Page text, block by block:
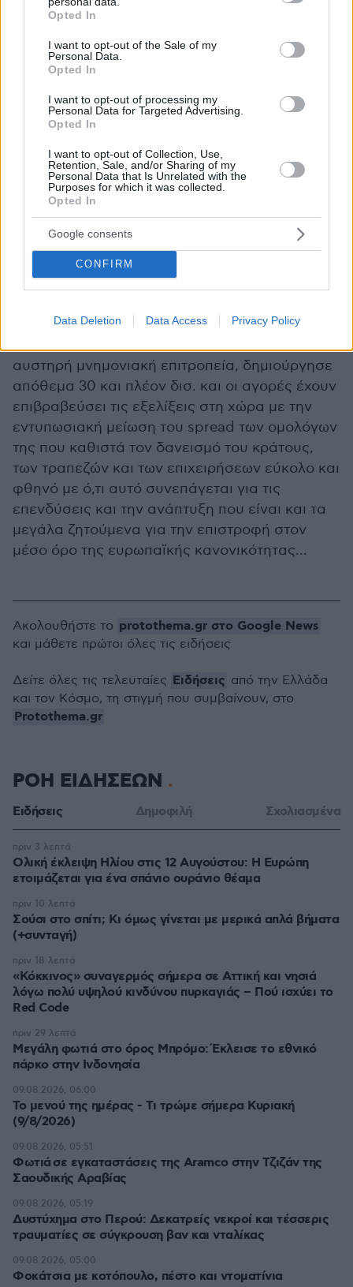
grant or deny consent to Google and its third-party tags to
use your data for below specified purposes in below Google
consent section.
Opted In
I want to opt-out of the Sale of my
Personal Data.
Opted In
I want to opt-out of processing my
Personal Data for Targeted Advertising.
Opted In
I want to opt-out of Collection, Use,
Retention, Sale, and/or Sharing of my
Personal Data that Is Unrelated with the
Purposes for which it was collected.
Opted In
Google consents
CONFIRM
Data Deletion Data Access Privacy Policy
τέως πρωθυπουργός και χαμένοι αυτοί που θα
διαφωνήσουν.
Αυτό πάντως που φοβάται ο Τσίπρας δεν είναι
ο Φίλης, ο Τσακαλώτος, ο Σκουρλέτης και τ’
άλλα -«κακά»- παιδιά του ΣΥΡΙΖΑ, αλλά ο
διακυβέρνησής του. Αν ο πρωθυπουργός
καταφέρει να μειώσει τα πρωτογενή
πλεονάσματα στο 2% ή έστω στο 2,5% είναι
πολύ πιθανό και εφόσον δεν συμβεί κάποιο
ατύχημα να κυριαρχήσει πολιτικά και εκλογικά
αφού όλες οι οικονομικές και πολιτικές
προϋποθέσεις είναι ευνοϊκές για τη νέα
Τσίπρας αφού η κυβέρνησή του εξυγίανε τα
αυστηρή μνημονιακή επιτροπεία, δημιούργησε
απόθεμα 30 και πλέον δισ. και οι αγορές έχουν
επιβραβεύσει τις εξελίξεις στη χώρα με την
εντυπωσιακή μείωση του spread των ομολόγων
της που καθιστά τον δανεισμό του κράτους,
των τραπεζών και των επιχειρήσεων εύκολο και
φθηνό με ό,τι αυτό συνεπάγεται για τις
επενδύσεις και την ανάπτυξη που είναι και τα
μεγάλα ζητούμενα για την επιστροφή στον
μέσο όρο της ευρωπαϊκής κανονικότητας...
Ακολουθήστε το protothema.gr στο Google News
και μάθετε πρώτοι όλες τις ειδήσεις
Δείτε όλες τις τελευταίες Ειδήσεις από την Ελλάδα
και τον Κόσμο, τη στιγμή που συμβαίνουν, στο
Protothema.gr
ΡΟΗ ΕΙΔΗΣΕΩΝ
Ειδήσεις Δημοφιλή Σχολιασμένα
Ολική έκλειψη Ηλίου στις 12 Αυγούστου: Η Ευρώπη
ετοιμάζεται για ένα σπάνιο ουράνιο θέαμα
πριν 3 λεπτά
Σούσι στο σπίτι; Κι όμως γίνεται με μερικά απλά βήματα
(+συνταγή)
πριν 10 λεπτά
«Κόκκινος» συναγερμός σήμερα σε Αττική και νησιά
λόγω πολύ υψηλού κινδύνου πυρκαγιάς – Πού ισχύει το
Red Code
πριν 18 λεπτά
Μεγάλη φωτιά στο όρος Μπρόμο: Έκλεισε το εθνικό
πάρκο στην Ινδονησία
πριν 29 λεπτά
Το μενού της ημέρας - Τι τρώμε σήμερα Κυριακή
(9/8/2026)
09.08.2026, 06:00
Φωτιά σε εγκαταστάσεις της Aramco στην Τζιζάν της
Σαουδικής Αραβίας
09.08.2026, 05:51
Δυστύχημα στο Περού: Δεκατρείς νεκροί και τέσσερις
τραυματίες σε σύγκρουση βαν και νταλίκας
09.08.2026, 05:19
Φοκάτσια με κοτόπουλο, πέστο και ντοματίνια
09.08.2026, 05:00